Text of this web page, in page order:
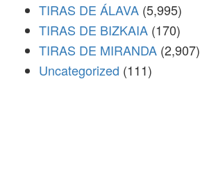
TIRAS DE ÁLAVA (5,995)
TIRAS DE BIZKAIA (170)
TIRAS DE MIRANDA (2,907)
Uncategorized (111)